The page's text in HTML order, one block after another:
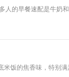
人的早餐速配是牛奶
饭的焦香味，特别